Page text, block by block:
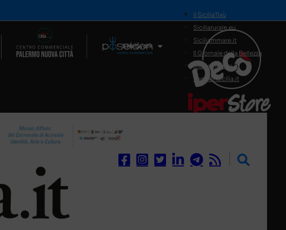
Il Network
il SiciliaTivù
Siciliarurale.eu
Siciliammare.it
Il Giornale della Bellezza
Siciliamedica.it
Sanitainsicilia.it